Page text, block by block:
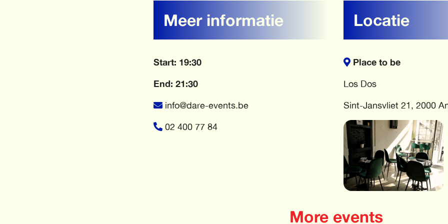
Meer informatie
Start: 19:30
End: 21:30
info@dare-events.be
02 400 77 84
Locatie
Place to be
Los Dos
Sint-Jansvliet 21, 2000
More events